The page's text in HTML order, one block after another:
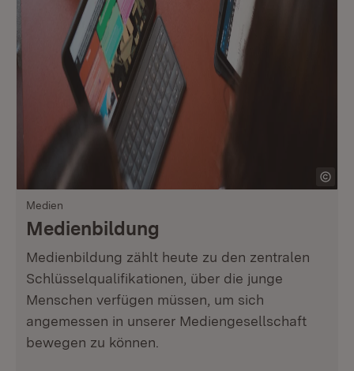
Medien
Medienbildung
Medienbildung zählt heute zu den zentralen
Schlüsselqualifikationen, über die junge
Menschen verfügen müssen, um sich
angemessen in unserer Mediengesellschaft
bewegen zu können.